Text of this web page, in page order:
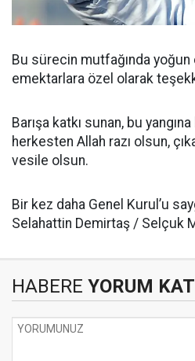
Bu sürecin mutfağında
emektarlara özel olarak
Barışa katkı sunan, bu
herkesten Allah razı olsun,
vesile olsun.
Bir kez daha Genel Kurul’u
Selahattin Demirtaş / Selçuk
HABERE YORUM KAT